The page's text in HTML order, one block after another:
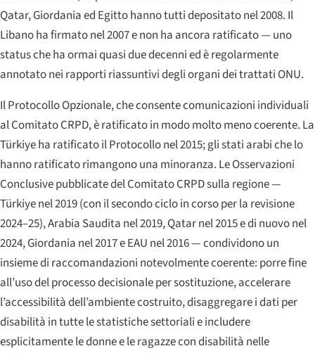
Qatar, Giordania ed Egitto hanno tutti depositato nel 2008. Il
Libano ha firmato nel 2007 e non ha ancora ratificato — uno
status che ha ormai quasi due decenni ed è regolarmente
annotato nei rapporti riassuntivi degli organi dei trattati ONU.
Il Protocollo Opzionale, che consente comunicazioni individuali
al Comitato CRPD, è ratificato in modo molto meno coerente. La
Türkiye ha ratificato il Protocollo nel 2015; gli stati arabi che lo
hanno ratificato rimangono una minoranza. Le Osservazioni
Conclusive pubblicate del Comitato CRPD sulla regione —
Türkiye nel 2019 (con il secondo ciclo in corso per la revisione
2024–25), Arabia Saudita nel 2019, Qatar nel 2015 e di nuovo nel
2024, Giordania nel 2017 e EAU nel 2016 — condividono un
insieme di raccomandazioni notevolmente coerente: porre fine
all’uso del processo decisionale per sostituzione, accelerare
l’accessibilità dell’ambiente costruito, disaggregare i dati per
disabilità in tutte le statistiche settoriali e includere
esplicitamente le donne e le ragazze con disabilità nelle